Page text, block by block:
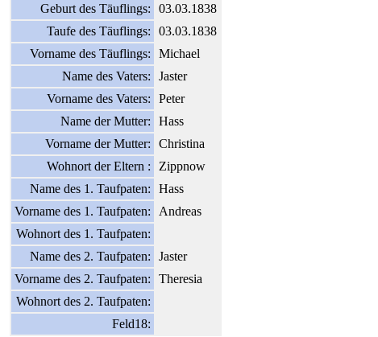
Geburt des Täuflings:
03.03.1838
Taufe des Täuflings:
03.03.1838
Vorname des Täuflings:
Michael
Name des Vaters:
Jaster
Vorname des Vaters:
Peter
Name der Mutter:
Hass
Vorname der Mutter:
Christina
Wohnort der Eltern :
Zippnow
Name des 1. Taufpaten:
Hass
Vorname des 1. Taufpaten:
Andreas
Wohnort des 1. Taufpaten:
Name des 2. Taufpaten:
Jaster
Vorname des 2. Taufpaten:
Theresia
Wohnort des 2. Taufpaten:
Feld18: